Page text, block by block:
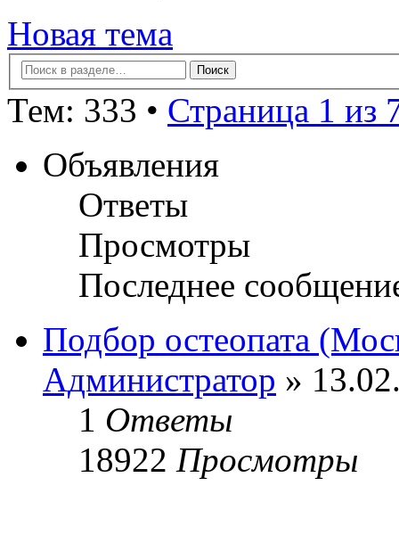
Новая тема
Тем: 333 • Страница 1 из
Объявления
Ответы
Просмотры
Последнее
Подбор остеопата
Администратор »
1 Ответы
18922 Просмотры